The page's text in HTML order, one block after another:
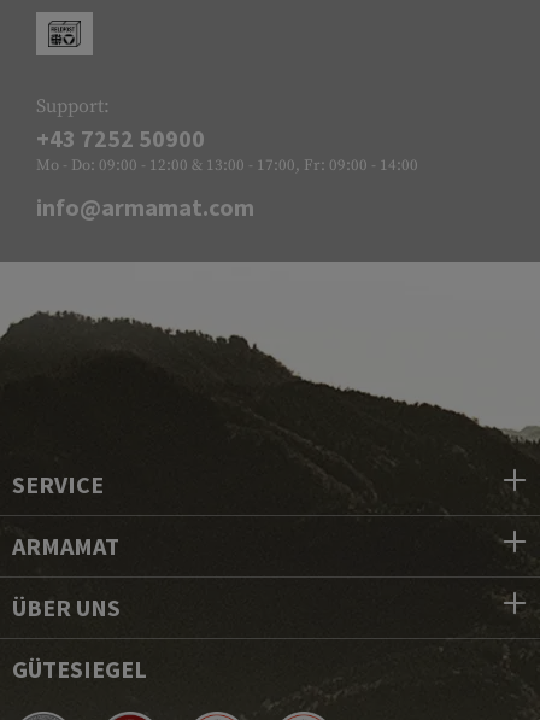
Support:
+43 7252 50900
Mo - Do: 09:00 - 12:00 & 13:00 - 17:00, Fr: 09:00 - 14:00
info@armamat.com
SERVICE
ARMAMAT
ÜBER UNS
GÜTESIEGEL